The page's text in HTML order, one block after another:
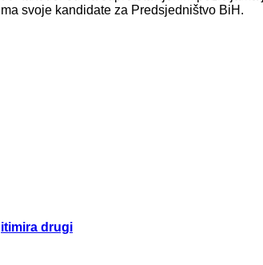
svoje kandidate za Predsjedništvo BiH.
drugi